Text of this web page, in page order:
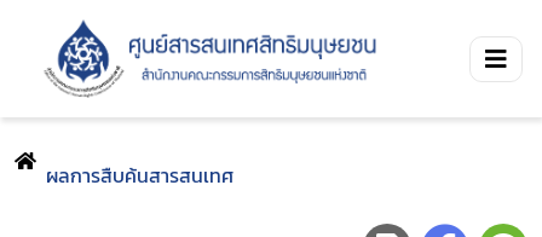
ผลการสืบค้นสารสนเทศ